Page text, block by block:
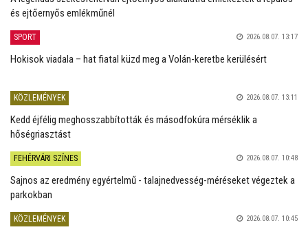
és ejtőernyős emlékműnél
SPORT 2026.08.07. 13:17
Hokisok viadala – hat fiatal küzd meg a Volán-keretbe kerülésért
KÖZLEMÉNYEK 2026.08.07. 13:11
Kedd éjfélig meghosszabbították és másodfokúra mérséklik a
hőségriasztást
FEHÉRVÁRI SZÍNES 2026.08.07. 10:48
Sajnos az eredmény egyértelmű - talajnedvesség-méréseket végeztek a
parkokban
KÖZLEMÉNYEK 2026.08.07. 10:45